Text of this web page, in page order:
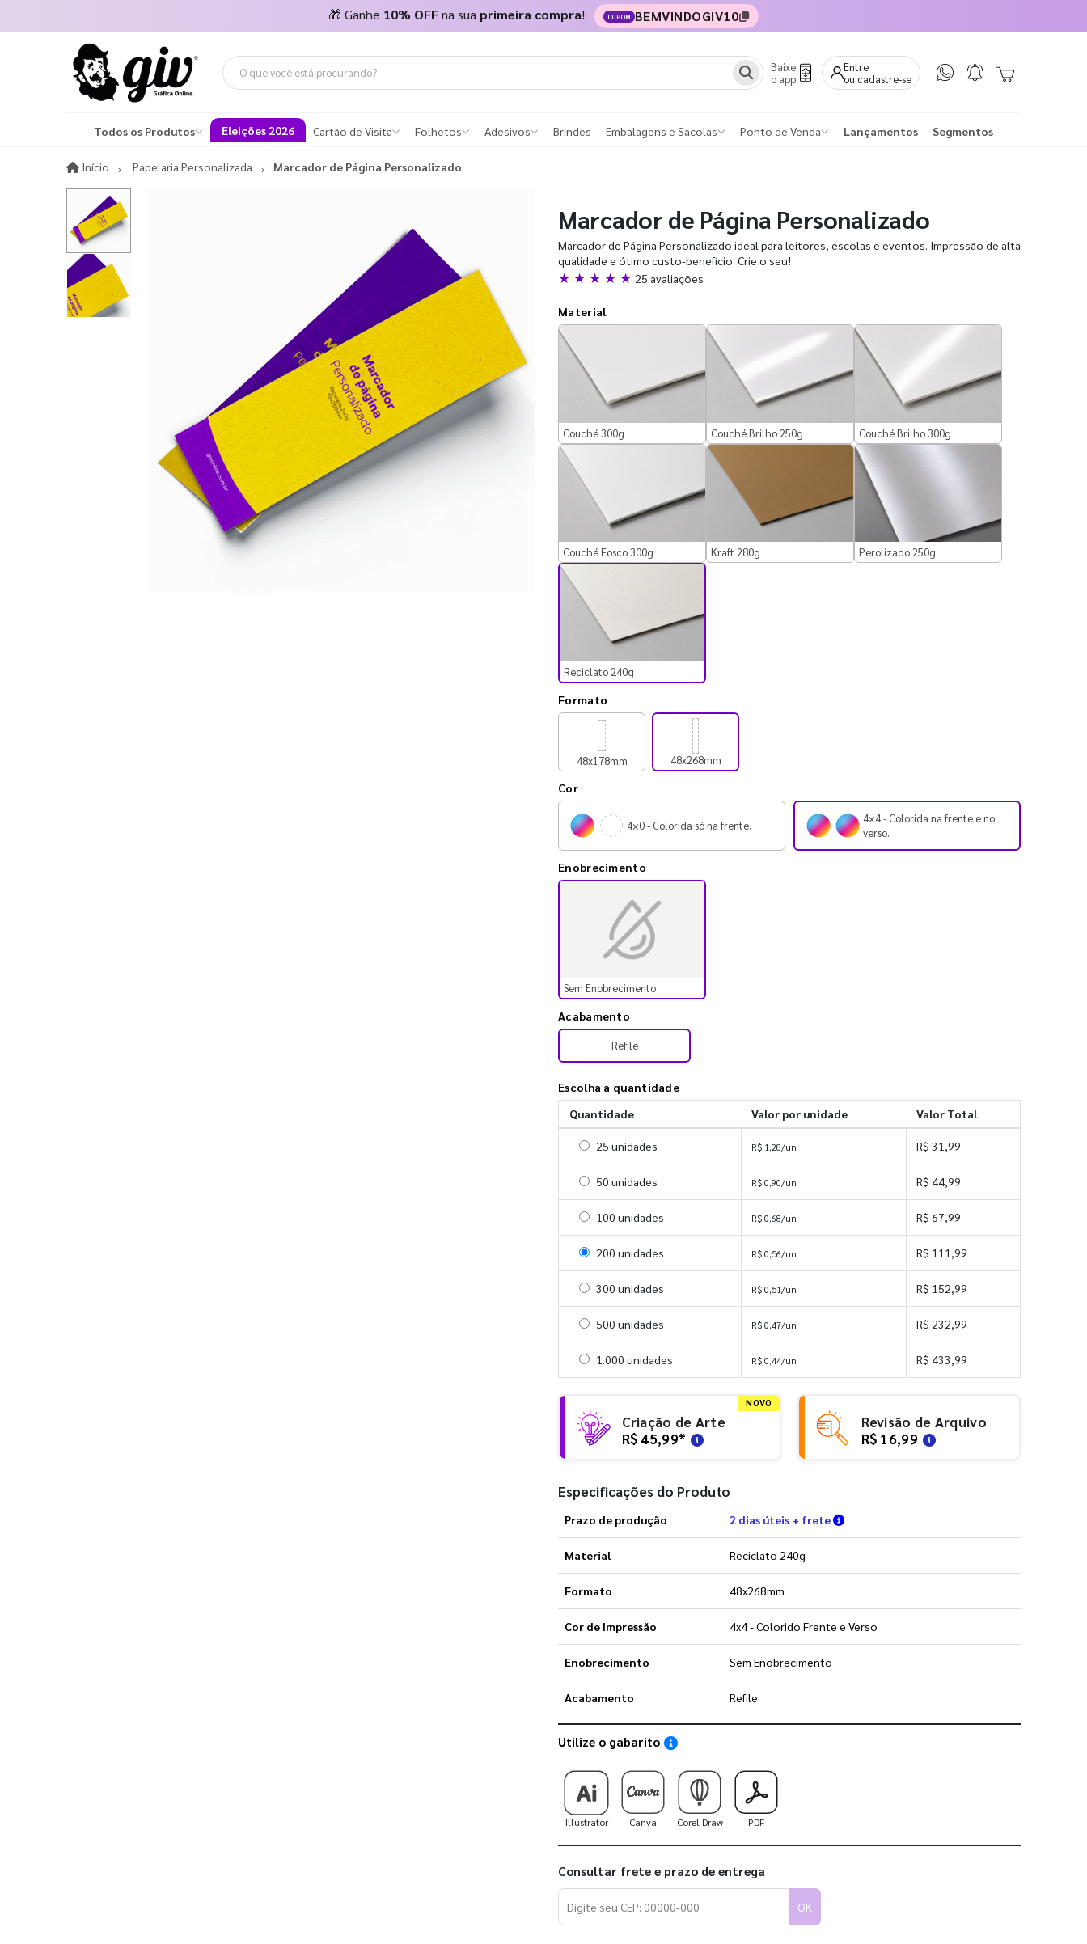
🎁 Ganhe 10% OFFna sua primeira compra! CUPOM BEMVINDOGIV10
Baixe
o app
Entre
ou cadastre-se
Todos os Produtos Eleições 2026 Cartão de Visita Folhetos Adesivos Brindes Embalagens e Sacolas Ponto de Venda Lançamentos Segmentos
Início InícioPapelaria Personalizada Marcador de Página Personalizado
Marcador de Página Personalizado
Marcador de Página Personalizado ideal para leitores, escolas e eventos. Impressão de alta
qualidade e ótimo custo-benefício. Crie o seu!
★ ★ ★ ★ ★ 25 avaliações
Material
Couché 300g Couché Brilho 250g Couché Brilho 300g
Couché Fosco 300g Kraft 280g Perolizado 250g
Reciclato 240g
Formato
48x178mm 48x268mm
Cor
4×0 - Colorida só na frente.
4×4 - Colorida na frente e no
verso.
Enobrecimento
Sem Enobrecimento
Acabamento
Refile
Escolha a quantidade
Quantidade
Valor por unidade Valor Total
Selecionar 25 unidades
25 unidades R$ 1,28/un R$ 31,99
Selecionar 50 unidades
50 unidades R$ 0,90/un R$ 44,99
Selecionar 100 unidades
100 unidades R$ 0,68/un R$ 67,99
Selecionar 200 unidades
200 unidades R$ 0,56/un R$ 111,99
Selecionar 300 unidades
300 unidades R$ 0,51/un R$ 152,99
Selecionar 500 unidades
500 unidades R$ 0,47/un R$ 232,99
Selecionar 1000 unidades
1.000 unidades R$ 0,44/un R$ 433,99
NOVO
Criação de Arte
R$ 45,99*
Revisão de Arquivo
R$ 16,99
Especificações do Produto
Prazo de produção 2 dias úteis + frete Verifique as condições de entrega
Material Reciclato 240g
Formato 48x268mm
Cor de Impressão 4x4 - Colorido Frente e Verso
Enobrecimento Sem Enobrecimento
Acabamento Refile
Utilize o gabarito Saiba como utilizar os nossos gabaritos
Illustrator Canva Corel Draw PDF
Consultar frete e prazo de entrega
OK